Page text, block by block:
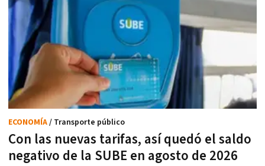
Con las nuevas tarifas, así quedó el saldo
negativo de la SUBE en agosto de 2026
ECONOMÍA/ Transporte público